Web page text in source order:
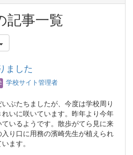
記事一覧
ました
学校サイト管理者
ぶたちましたが、今度は学校周り
いに咲いています。昨年より今年
いるようです。散歩がてら見に来
り口に用務の濱崎先生が植えられ
ます。